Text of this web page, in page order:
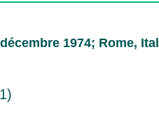
1974; Rome,
1)